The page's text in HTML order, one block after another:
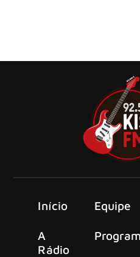
Início
A
Rádio
Equipe